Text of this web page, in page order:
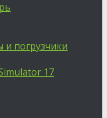
и погрузчики
17